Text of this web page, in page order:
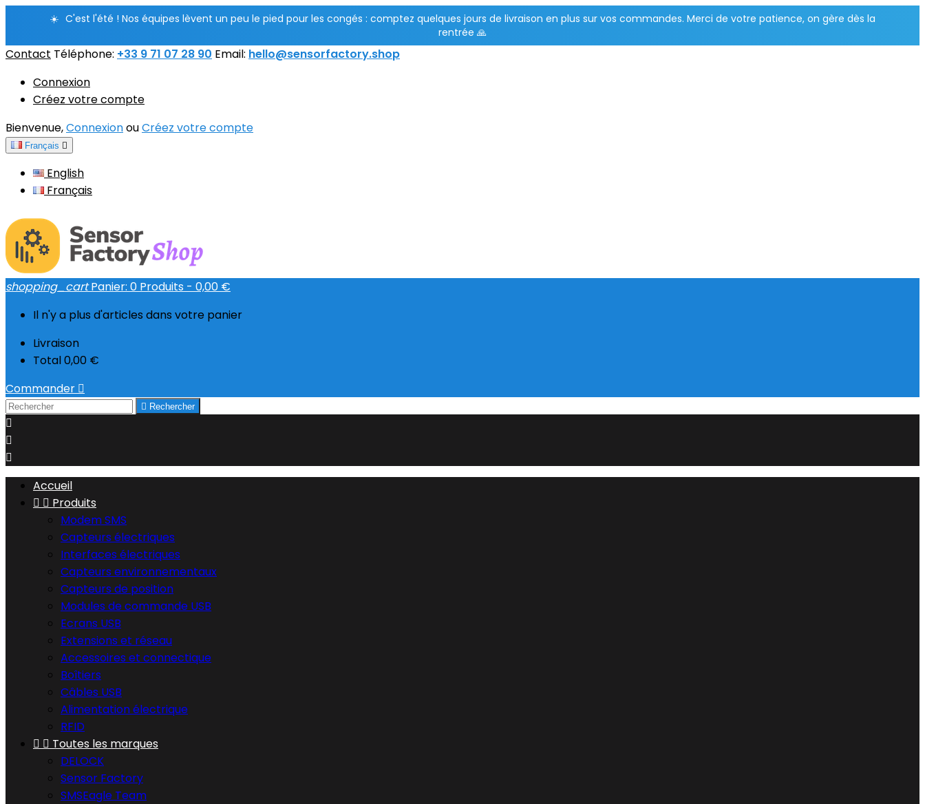
☀️ C'est l'été ! Nos équipes lèvent un peu le pied pour les congés : comptez quelques jours de livraison en plus sur vos commandes. Merci de votre patience, on gère dès la
rentrée 🙏
Contact Téléphone: +33 9 71 07 28 90 Email: hello@sensorfactory.shop
Connexion
Créez votre compte
Bienvenue,ConnexionouCréez votre compte
Français 
English
Français
shopping_cart Panier: 0 Produits - 0,00 €
Il n'y a plus d'articles dans votre panier
Livraison
Total0,00 €
Commander 
 Rechercher



Accueil
  Produits
Modem SMS
Capteurs électriques
Interfaces électriques
Capteurs environnementaux
Capteurs de position
Modules de commande USB
Ecrans USB
Extensions et réseau
Accessoires et connectique
Boîtiers
Câbles USB
Alimentation électrique
RFID
  Toutes les marques
DELOCK
Sensor Factory
SMSEagle Team